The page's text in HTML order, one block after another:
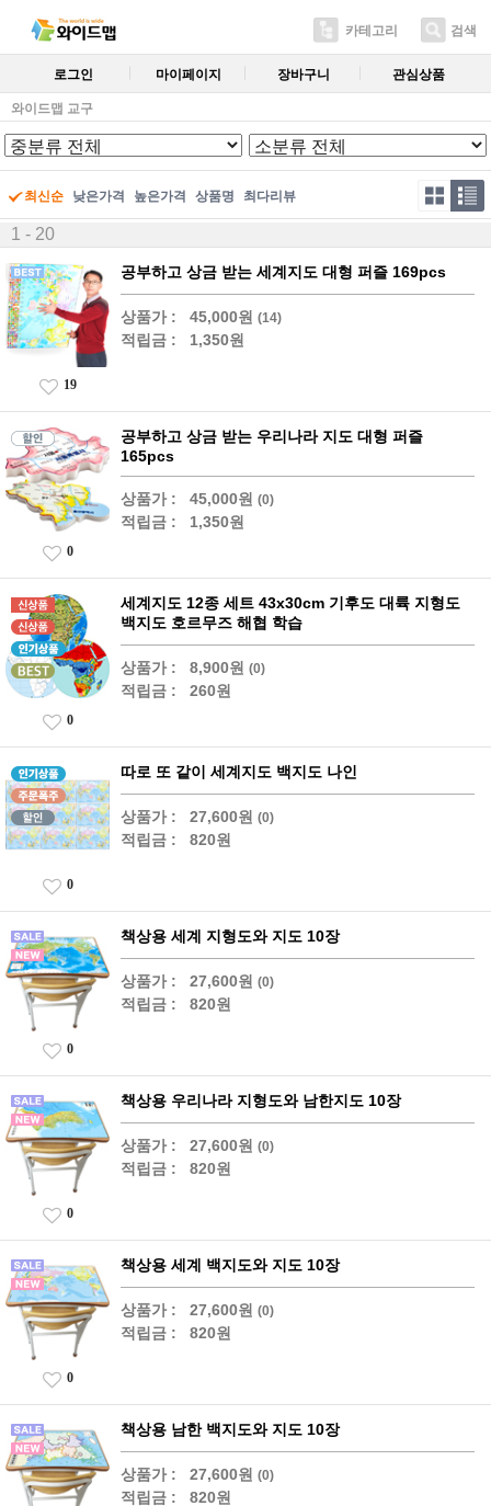
카테고리 검색
로그인 마이페이지 장바구니 관심상품
와이드맵 교구
최신순 낮은가격 높은가격 상품명 최다리뷰
1 - 20
공부하고 상금 받는 세계지도 대형 퍼즐 169pcs
상품가 : 45,000원 (14)
적립금 : 1,350원
19
공부하고 상금 받는 우리나라 지도 대형 퍼즐
165pcs
상품가 : 45,000원 (0)
적립금 : 1,350원
0
세계지도 12종 세트 43x30cm 기후도 대륙 지형도
백지도 호르무즈 해협 학습
상품가 : 8,900원 (0)
적립금 : 260원
0
따로 또 같이 세계지도 백지도 나인
상품가 : 27,600원 (0)
적립금 : 820원
0
책상용 세계 지형도와 지도 10장
상품가 : 27,600원 (0)
적립금 : 820원
0
책상용 우리나라 지형도와 남한지도 10장
상품가 : 27,600원 (0)
적립금 : 820원
0
책상용 세계 백지도와 지도 10장
상품가 : 27,600원 (0)
적립금 : 820원
0
책상용 남한 백지도와 지도 10장
상품가 : 27,600원 (0)
적립금 : 820원